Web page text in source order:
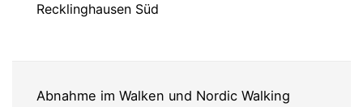
Recklinghausen Süd
Abnahme im Walken und Nordic Walking